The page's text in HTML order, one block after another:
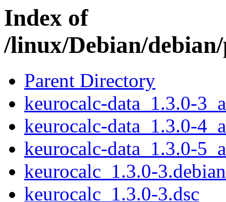
Index of
/linux/Debian/
Parent Directory
keurocalc-data_1.3.0-
keurocalc-data_1.3.0-
keurocalc-data_1.3.0-
keurocalc_1.3.0-
keurocalc_1.3.0-3.dsc